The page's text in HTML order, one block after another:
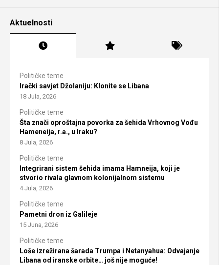
Aktuelnosti
Političke teme
Irački savjet Džolaniju: Klonite se Libana
18 Jula, 2026
Političke teme
Šta znači oproštajna povorka za šehida Vrhovnog Vođu
Hameneija, r.a., u Iraku?
8 Jula, 2026
Političke teme
Integrirani sistem šehida imama Hamneija, koji je
stvorio rivala glavnom kolonijalnom sistemu
4 Jula, 2026
Političke teme
Pametni dron iz Galileje
15 Juna, 2026
Političke teme
Loše izrežirana šarada Trumpa i Netanyahua: Odvajanje
Libana od iranske orbite… još nije moguće!